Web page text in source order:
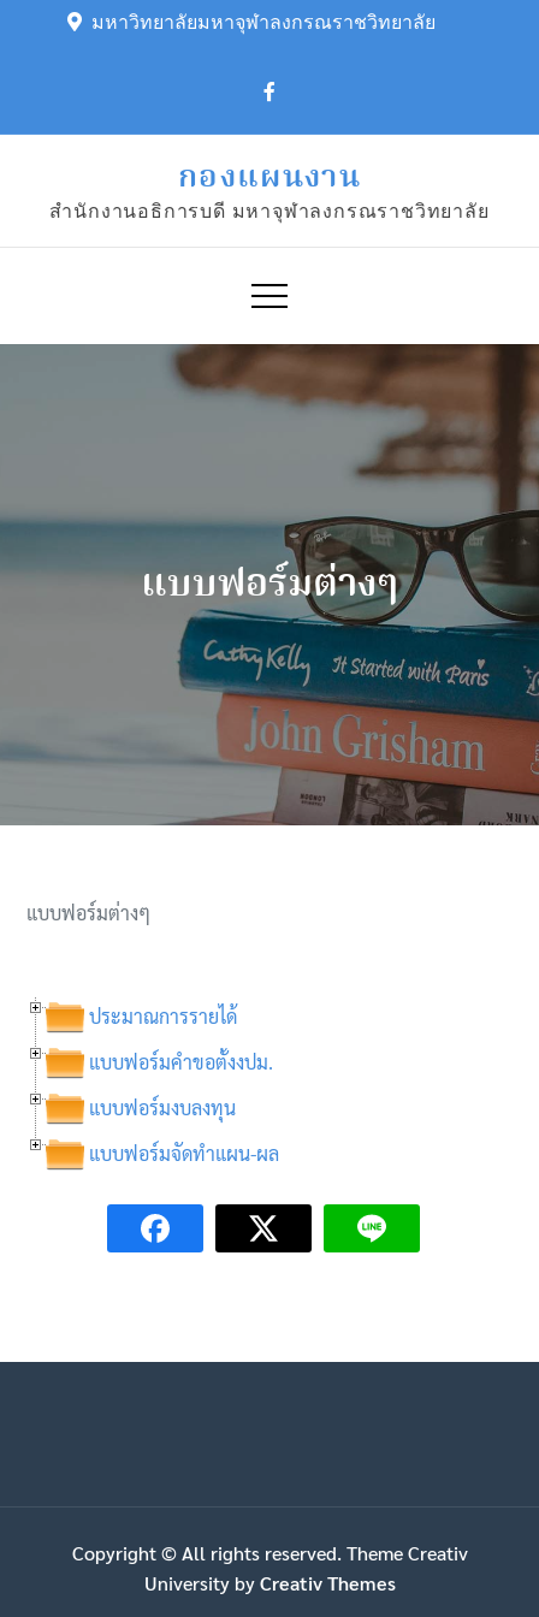
มหาวิทยาลัยมหาจุฬาลงกรณราชวิทยาลัย
กองแผนงาน
สำนักงานอธิการบดี มหาจุฬาลงกรณราชวิทยาลัย
แบบฟอร์มต่างๆ
แบบฟอร์มต่างๆ
ประมาณการรายได้
แบบฟอร์มคำขอตั้งงปม.
แบบฟอร์มงบลงทุน
แบบฟอร์มจัดทำแผน-ผล
Copyright © All rights reserved. Theme Creativ
University byCreativ Themes